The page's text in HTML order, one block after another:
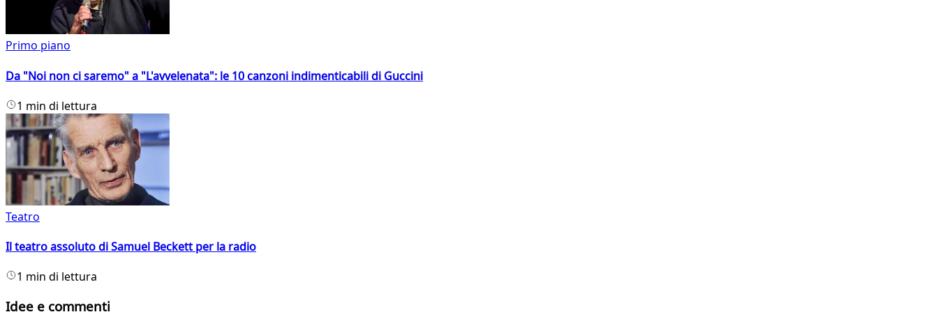
Primo piano
Da "Noi non ci saremo" a "L'avvelenata": le 10 canzoni indimenticabili di Guccini
1 min di lettura
Teatro
Il teatro assoluto di Samuel Beckett per la radio
1 min di lettura
Idee e commenti